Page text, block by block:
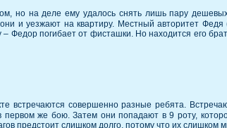
но на деле ему удалось снять лишь пару
и уезжают на квартиру. Местный авторитет Федя
Федор погибает от фисташки. Но находится его
встречаются совершенно разные ребята.
первом же бою. Затем они попадают в 9 роту,
предстоит слишком долго, потому что их слишком